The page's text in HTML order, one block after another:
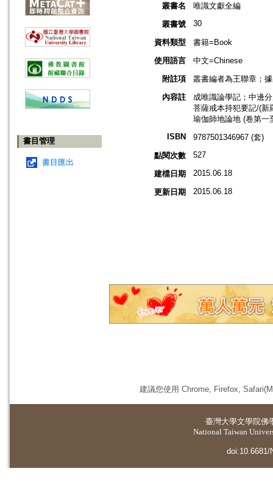
書目管理
書目匯出
叢書名
唯識文獻全編
叢書號
30
資料類型
書籍=Book
使用語言
中文=Chinese
附註項
叢書編者為王聯章；
內容註
成唯識論學記；中邊
菩薩戒本持犯要記/(新
瑜伽師地論地 (卷第一
ISBN
9787501346967 (套)
點閱次數
527
建檔日期 2015.06.18
更新日期 2015.06.18
建議您使用 Chrome, Firefox,
臺灣大學文學院佛
National Taiwan
doi:10.6681/